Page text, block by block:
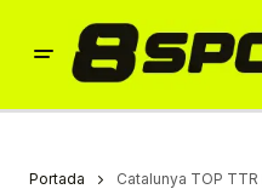
Portada Catalunya TOP TTR